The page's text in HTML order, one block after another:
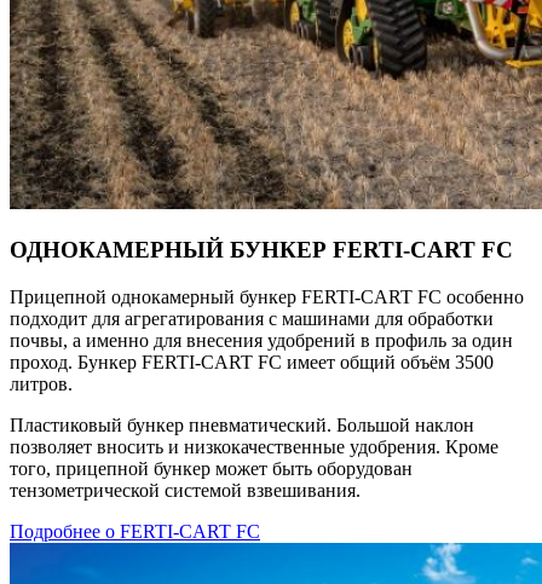
ОДНОКАМЕРНЫЙ БУНКЕР FERTI-CART FC
Прицепной однокамерный бункер FERTI-CART FC особенно
подходит для агрегатирования с машинами для обработки
почвы, а именно для внесения удобрений в профиль за один
проход. Бункер FERTI-CART FC имеет общий объём 3500
литров.
Пластиковый бункер пневматический. Большой наклон
позволяет вносить и низкокачественные удобрения. Кроме
того, прицепной бункер может быть оборудован
тензометрической системой взвешивания.
Подробнее о FERTI-CART FC